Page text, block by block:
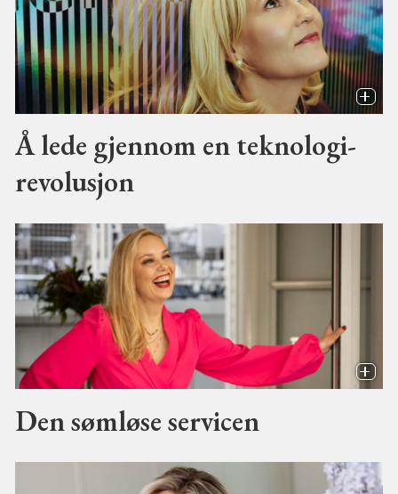
Å lede gjennom en teknologi-
revolusjon
Den sømløse servicen